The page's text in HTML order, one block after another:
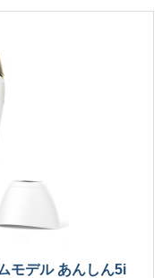
モデル あんしん5i